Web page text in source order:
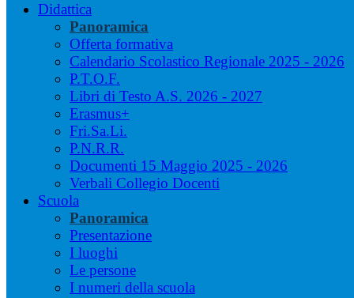
Didattica
Panoramica
Offerta formativa
Calendario Scolastico Regionale 2025 - 2026
P.T.O.F.
Libri di Testo A.S. 2026 - 2027
Erasmus+
Fri.Sa.Li.
P.N.R.R.
Documenti 15 Maggio 2025 - 2026
Verbali Collegio Docenti
Scuola
Panoramica
Presentazione
I luoghi
Le persone
I numeri della scuola